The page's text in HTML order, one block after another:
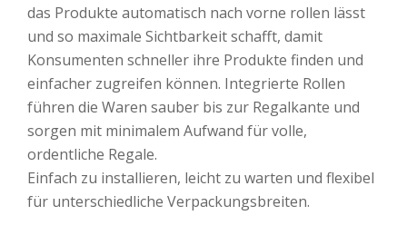
das Produkte automatisch nach vorne rollen lässt
und so maximale Sichtbarkeit schafft, damit
Konsumenten schneller ihre Produkte finden und
einfacher zugreifen können. Integrierte Rollen
führen die Waren sauber bis zur Regalkante und
sorgen mit minimalem Aufwand für volle,
ordentliche Regale.
Einfach zu installieren, leicht zu warten und flexibel
für unterschiedliche Verpackungsbreiten.